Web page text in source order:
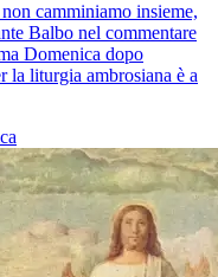
camminiamo insieme,
Balbo nel commentare
Domenica dopo
la liturgia ambrosiana è a